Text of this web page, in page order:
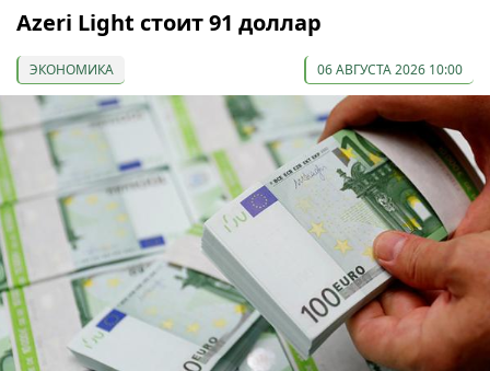
Azeri Light стоит 91 доллар
ЭКОНОМИКА 06 АВГУСТА 2026 10:00